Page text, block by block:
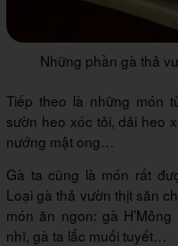
Những phần gà thả
Tiếp theo là những món
sườn heo xóc tỏi, dải heo
nướng mật ong…
Gà ta cũng là món rất
Loại gà thả vườn thịt săn
món ăn ngon: gà
nhĩ, gà ta lắc muối tuyết…